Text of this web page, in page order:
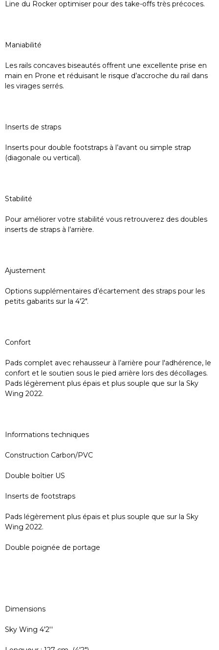
Line du Rocker optimiser pour des take-offs très précoces.
Maniabilité
Les rails concaves biseautés offrent une excellente prise en
main en Prone et réduisant le risque d’accroche du rail dans
les virages serrés.
Inserts de straps
Inserts pour double footstraps à l’avant ou simple strap
(diagonale ou vertical).
Stabilité
Pour améliorer votre stabilité vous retrouverez des doubles
inserts de straps à l’arrière.
Ajustement
Options supplémentaires d’écartement des straps pour les
petits gabarits sur la 4'2".
Confort
Pads complet avec rehausseur à l’arrière pour l'adhérence, le
confort et le soutien sous le pied arrière lors des décollages.
Pads légèrement plus épais et plus souple que sur la Sky
Wing 2022.
Informations techniques
Construction Carbon/PVC
Double boîtier US
Inserts de footstraps
Pads légèrement plus épais et plus souple que sur la Sky
Wing 2022.
Double poignée de portage
Dimensions
Sky Wing 4'2''